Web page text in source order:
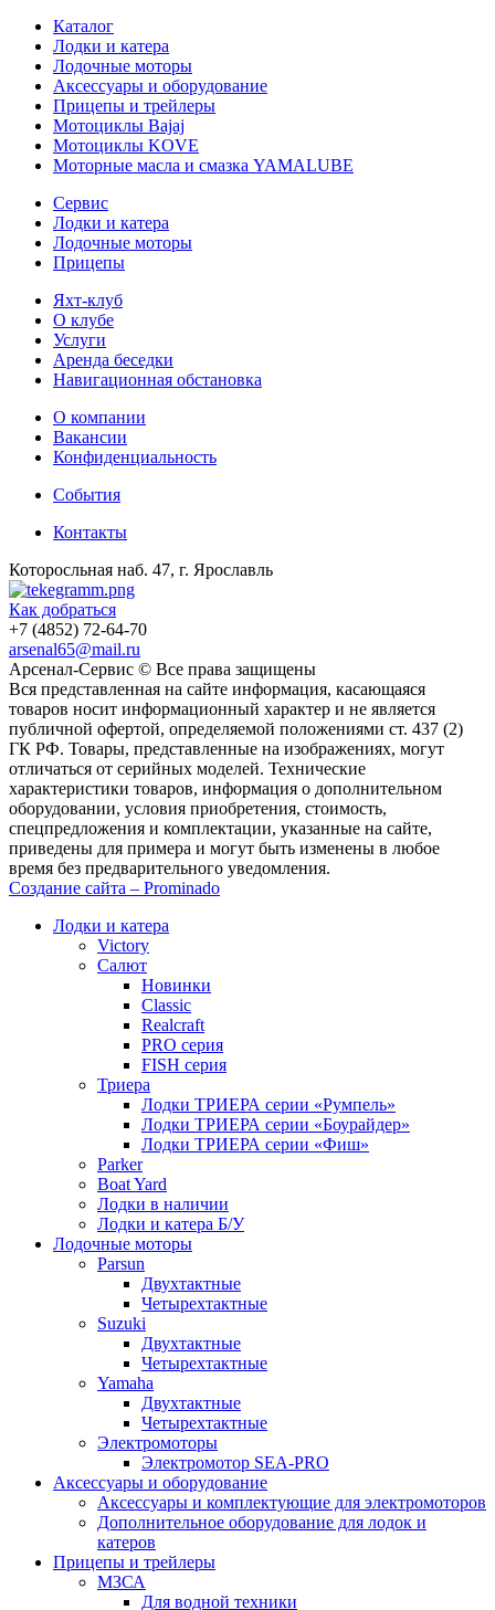
Каталог
Лодки и катера
Лодочные моторы
Аксессуары и оборудование
Прицепы и трейлеры
Мотоциклы Bajaj
Мотоциклы KOVE
Моторные масла и смазка YAMALUBE
Сервис
Лодки и катера
Лодочные моторы
Прицепы
Яхт-клуб
О клубе
Услуги
Аренда беседки
Навигационная обстановка
О компании
Вакансии
Конфиденциальность
События
Контакты
Которосльная наб. 47, г. Ярославль
Как добраться
+7 (4852) 72-64-70
arsenal65@mail.ru
Aрсенал-Сервис © Все права защищены
Вся представленная на сайте информация, касающаяся
товаров носит информационный характер и не является
публичной офертой, определяемой положениями ст. 437 (2)
ГК РФ. Товары, представленные на изображениях, могут
отличаться от серийных моделей. Технические
характеристики товаров, информация о дополнительном
оборудовании, условия приобретения, стоимость,
спецпредложения и комплектации, указанные на сайте,
приведены для примера и могут быть изменены в любое
время без предварительного уведомления.
Создание сайта – Prominado
Лодки и катера
Victory
Салют
Новинки
Classic
Realcraft
PRO серия
FISH серия
Триера
Лодки ТРИЕРА серии «Румпель»
Лодки ТРИЕРА серии «Боурайдер»
Лодки ТРИЕРА серии «Фиш»
Parker
Boat Yard
Лодки в наличии
Лодки и катера Б/У
Лодочные моторы
Parsun
Двухтактные
Четырехтактные
Suzuki
Двухтактные
Четырехтактные
Yamaha
Двухтактные
Четырехтактные
Электромоторы
Электромотор SEA-PRO
Аксессуары и оборудование
Аксессуары и комплектующие для электромоторов
Дополнительное оборудование для лодок и
катеров
Прицепы и трейлеры
МЗСА
Для водной техники